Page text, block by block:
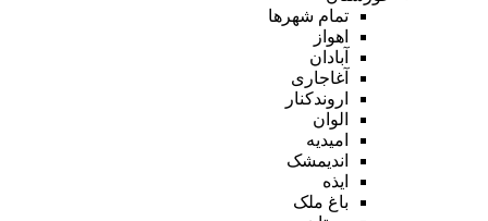
تمام شهر‌ها
اهواز
آبادان
آغاجاری
اروندکنار
الوان
امیدیه
اندیمشک
ایذه
باغ ملک